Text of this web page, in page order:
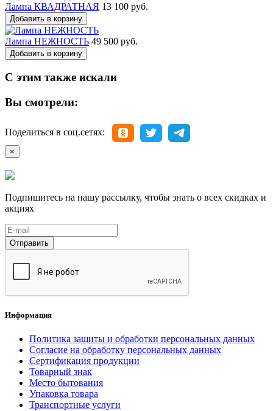
Лампа КВАДРАТНАЯ 13 100 руб.
Добавить в корзину
Лампа НЕЖНОСТЬ 49 500 руб.
Добавить в корзину
С этим также искали
Вы смотрели:
Поделиться в соц.сетях:
×
Подпишитесь на нашу рассылку, чтобы знать о всех скидках и
акциях
Отправить
Информация
Политика защиты и обработки персональных данных
Согласие на обработку персональных данных
Сертификация продукции
Товарный знак
Место бытования
Упаковка товара
Транспортные услуги